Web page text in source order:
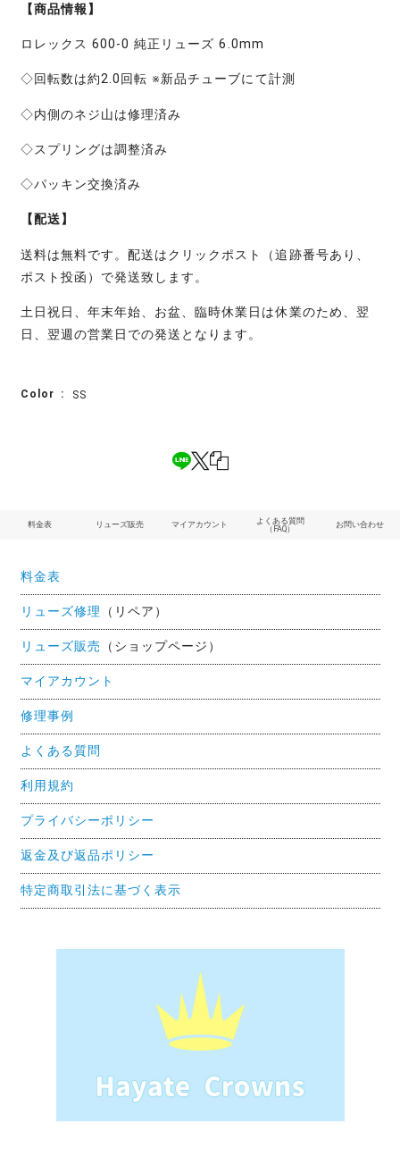
【商品情報】
ロレックス 600-0 純正リューズ 6.0mm
◇回転数は約2.0回転 ※新品チューブにて計測
◇内側のネジ山は修理済み
◇スプリングは調整済み
◇パッキン交換済み
【配送】
送料は無料です。配送はクリックポスト（追跡番号あり、
ポスト投函）で発送致します。
土日祝日、年末年始、お盆、臨時休業日は休業のため、翌
日、翌週の営業日での発送となります。
Color SS
料金表 リューズ販売 マイアカウント
よくある質問
（FAQ）
お問い合わせ
料金表
リューズ修理 （リペア）
リューズ販売 （ショップページ）
マイアカウント
修理事例
よくある質問
利用規約
プライバシーポリシー
返金及び返品ポリシー
特定商取引法に基づく表示